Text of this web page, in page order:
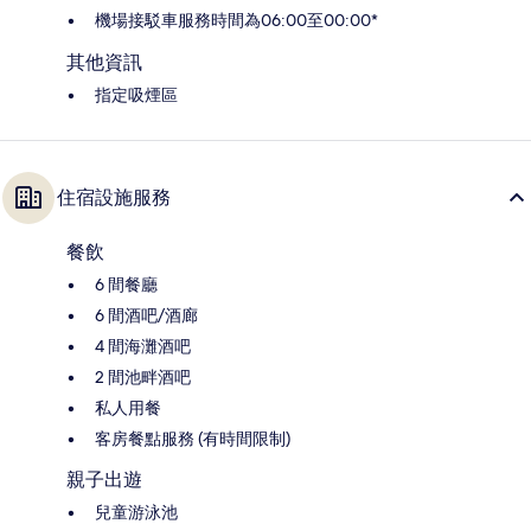
機場接駁車服務時間為06:00至00:00*
其他資訊
指定吸煙區
住宿設施服務
餐飲
6 間餐廳
6 間酒吧/酒廊
4 間海灘酒吧
2 間池畔酒吧
私人用餐
客房餐點服務 (有時間限制)
親子出遊
兒童游泳池